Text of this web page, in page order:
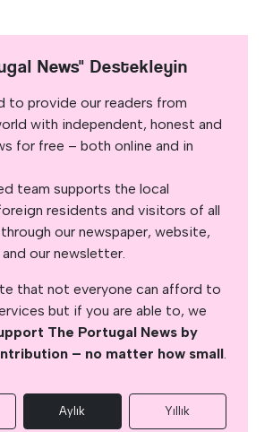
News" Destekleyin
to provide our readers from
with independent, honest and
for free – both online and in
team supports the local
residents and visitors of all
our newspaper, website,
our newsletter.
that not everyone can afford to
but if you are able to, we
The Portugal News by
– no matter how small.
Aylık Yıllık